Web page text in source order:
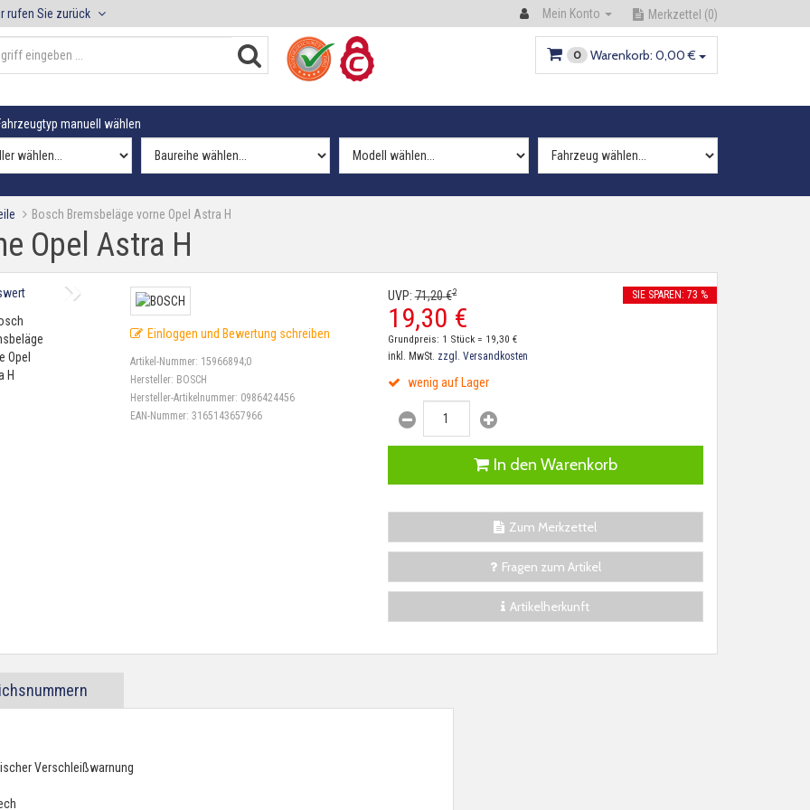
rufen Sie zurück Mein Konto Merkzettel (0)
0 Warenkorb: 0,00 €
manuell wählen
Bosch Bremsbeläge vorne Opel Astra H
Opel Astra H
Einloggen und Bewertung schreiben
Artikel-Nummer: 15966894;0
Hersteller: BOSCH
Hersteller-Artikelnummer: 0986424456
EAN-Nummer:3165143657966
UVP:71,20€2
19,30 €
SIE SPAREN: 73 %
Grundpreis: 1 Stück = 19,30 €
inkl. MwSt. zzgl. Versandkosten
wenig auf Lager
In den Warenkorb
Zum Merkzettel
Fragen zum Artikel
Artikelherkunft
Verschleißwarnung